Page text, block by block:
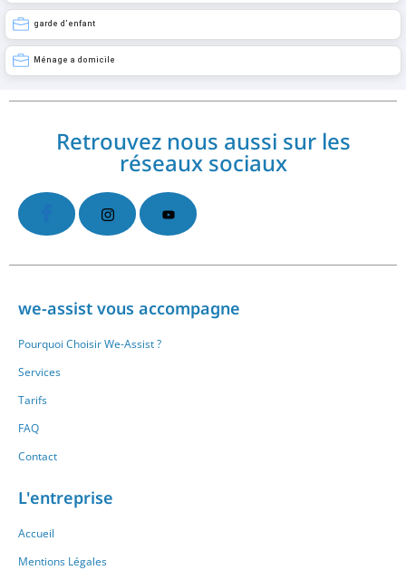
garde d’enfant
Ménage a domicile
Retrouvez nous aussi sur les
réseaux sociaux
we-assist vous accompagne
Pourquoi Choisir We-Assist ?
Services
Tarifs
FAQ
Contact
L'entreprise
Accueil
Mentions Légales